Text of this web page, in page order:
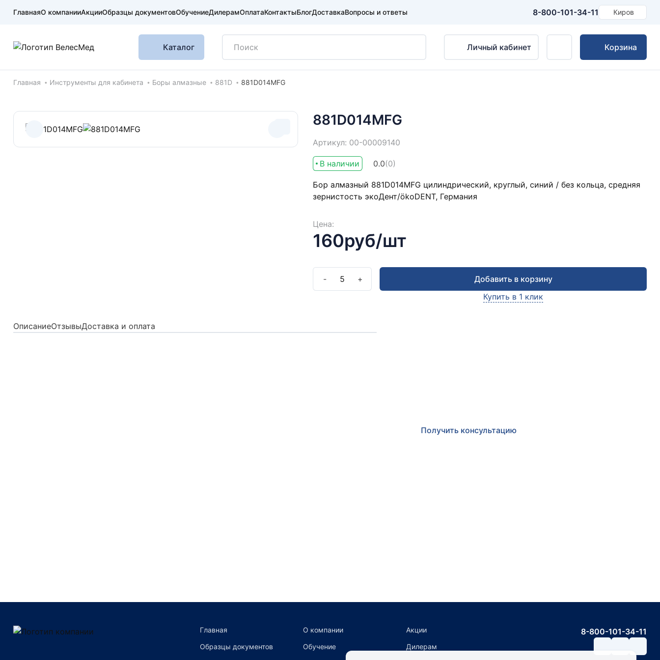
ГлавнаяО компанииАкцииОбразцы документовОбучениеДилерамОплатаКонтактыБлогДоставкаВопросы и ответы 8-800-101-34-11 Киров
Каталог Личный кабинет Корзина
Хлебные крошки
Главная Инструменты для кабинета Боры алмазные 881D 881D014MFG
881D014MFG
Артикул: 00-00009140
В наличии 0.0(0)
Бор алмазный 881D014MFG цилиндрический, круглый, синий / без кольца, средняя
зернистость экоДент/ökoDENT, Германия
Цена:
160руб/шт
- 5 +
Добавить в корзину
Купить в 1 клик
ОписаниеОтзывыДоставка и оплата
Получить консультацию
Главная О компании
Акции
Образцы документов
Обучение
Дилерам
8-800-101-34-11